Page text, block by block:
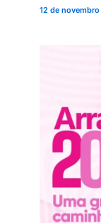
12 de